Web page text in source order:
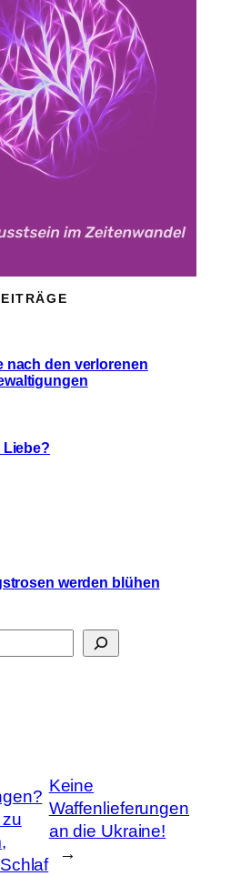
nach den verlorenen
werden blühen
Keine
Waffenlieferungen
an die Ukraine!
→